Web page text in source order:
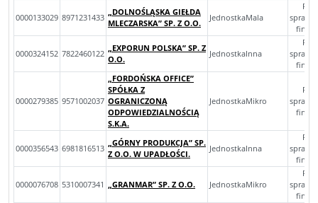
0000133029 8971231433
„DOLNOŚLĄSKA GIEŁDA
MLECZARSKA” SP. Z O.O.
JednostkaMala
0000324152 7822460122
„EXPORUN POLSKA” SP. Z
O.O.
JednostkaInna
0000279385 9571002037
„FORDOŃSKA OFFICE”
SPÓŁKA Z
OGRANICZONĄ
ODPOWIEDZIALNOŚCIĄ
S.K.A.
JednostkaMikro
0000356543 6981816513
„GÓRNY PRODUKCJA” SP.
Z O.O. W UPADŁOŚCI.
JednostkaInna
0000076708 5310007341 „GRANMAR” SP. Z O.O. JednostkaMikro